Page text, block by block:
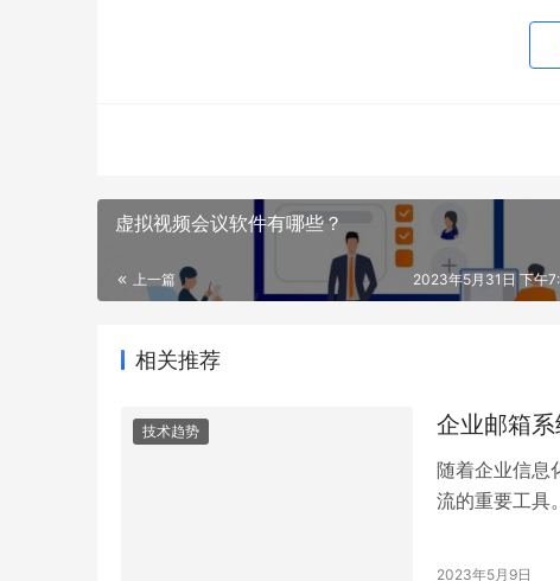
虚拟视频会议软件有哪些？
上一篇 2023年5月31日 下午
相关推荐
技术趋势 企业邮箱
随着企业信息
流的重要工具
2023年5月9日